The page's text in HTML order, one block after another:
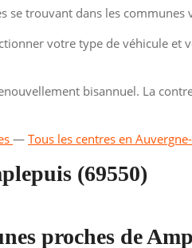
se trouvant dans les communes
votre type de véhicule
bisannuel. La
— Tous les centres en
(69550)
proches de